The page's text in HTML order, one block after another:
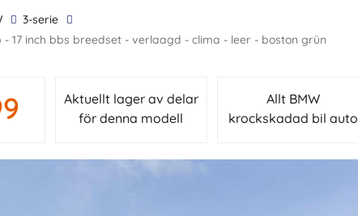
3-serie
17 inch bbs breedset - verlaagd - clima - leer - boston grün
Aktuellt lager av delar
för denna modell
Allt BMW
krockskadad bil auto